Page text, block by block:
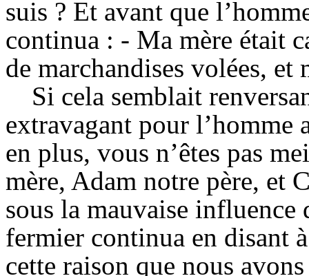
suis ? Et avant que
continua : - Ma mère était
de marchandises volées,
Si cela semblait
extravagant pour l’homme
en plus, vous n’êtes pas
mère, Adam notre père, et
sous la mauvaise influence
fermier continua en disant
cette raison que nous